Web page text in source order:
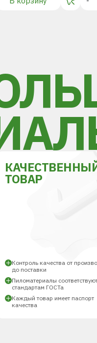
ТОВАР
Контроль качества от
до поставки
Пиломатериалы
стандартам ГОСТа
Каждый товар имеет паспорт
качества